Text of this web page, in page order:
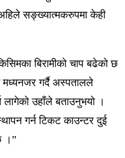
अहिले सङ्ख्यात्मकरुपमा केही
बिरामीको चाप बढेको छ
मध्यनजर गर्दै अस्पतालले
उहाँले बताउनुभयो ।
गर्न टिकट काउन्टर दुई
।”